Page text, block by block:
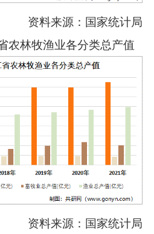
资料来源：国家统计局
农林牧渔业各分类总产值
资料来源：国家统计局